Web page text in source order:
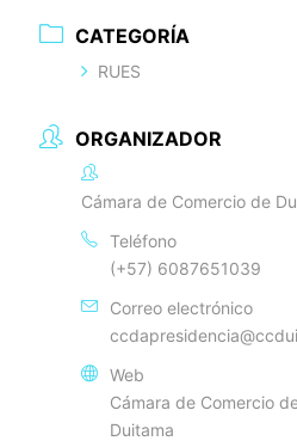
CATEGORÍA
RUES
ORGANIZADOR
Cámara de Comercio de
Teléfono
(+57) 6087651039
Correo electrónico
Web
Cámara de Comercio
Duitama